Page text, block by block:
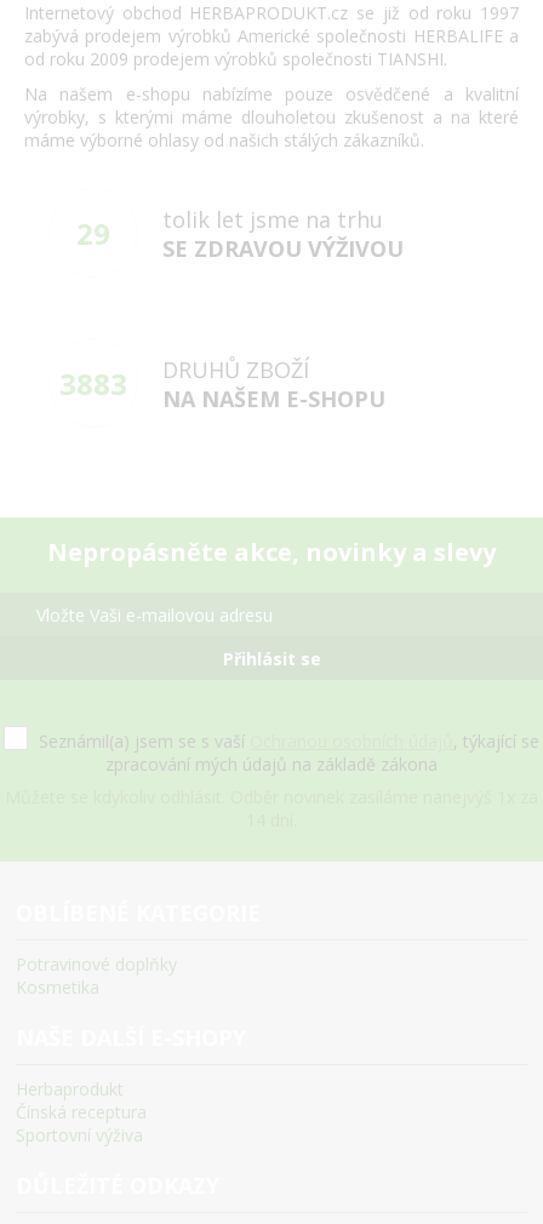
Internetový obchod HERBAPRODUKT.cz se již od roku 1997
zabývá prodejem výrobků Americké společnosti HERBALIFE a
od roku 2009 prodejem výrobků společnosti TIANSHI.
Na našem e-shopu nabízíme pouze osvědčené a kvalitní
výrobky, s kterými máme dlouholetou zkušenost a na které
máme výborné ohlasy od našich stálých zákazníků.
29
tolik let jsme na trhu
SE ZDRAVOU VÝŽIVOU
3883
DRUHŮ ZBOŽÍ
NA NAŠEM E-SHOPU
Nepropásněte akce, novinky a slevy
Přihlásit se
Seznámil(a) jsem se s vaší
, týkající se
zpracování mých údajů na základě zákona
Potravinové doplňky
Kosmetika
Herbaprodukt
Čínská receptura
Sportovní výživa